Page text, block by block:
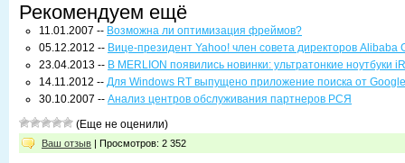
Рекомендуем ещё
11.01.2007 -- Возможна ли оптимизация фреймов?
05.12.2012 -- Вице-президент Yahoo! член совета директоров Alibaba
23.04.2013 -- В MERLION появились новинки: ультратонкие ноутбуки
14.11.2012 -- Для Windows RT выпущено приложение поиска от Google
30.10.2007 -- Анализ центров обслуживания партнеров РСЯ
(Еще не оценили)
Ваш отзыв | Просмотров: 2 352